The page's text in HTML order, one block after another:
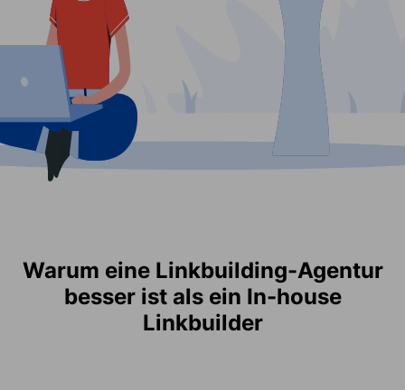
Warum eine Linkbuilding-Agentur
besser ist als ein In-house
Linkbuilder